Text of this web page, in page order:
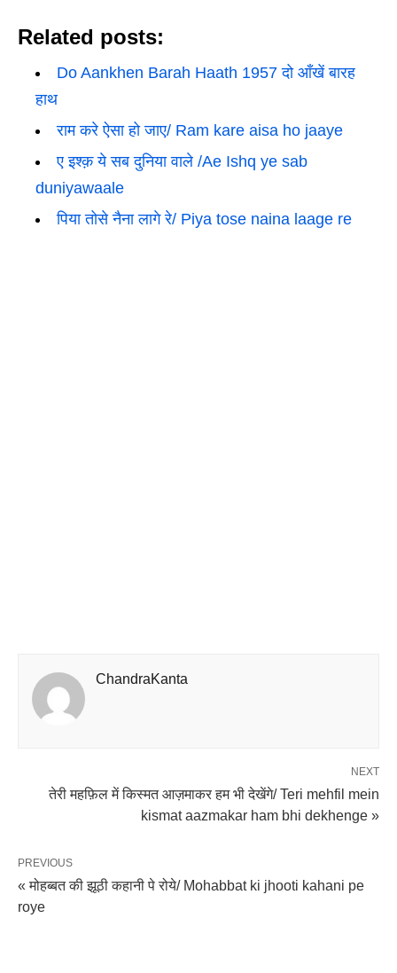
Related posts:
Do Aankhen Barah Haath 1957 दो आँखें बारह
हाथ
राम करे ऐसा हो जाए/ Ram kare aisa ho jaaye
ए इश्क़ ये सब दुनिया वाले /Ae Ishq ye sab
duniyawaale
पिया तोसे नैना लागे रे/ Piya tose naina laage re
ChandraKanta
NEXT
तेरी महफ़िल में किस्मत आज़माकर हम भी देखेंगे/ Teri mehfil mein
kismat aazmakar ham bhi dekhenge »
PREVIOUS
« मोहब्बत की झूठी कहानी पे रोये/ Mohabbat ki jhooti kahani pe
roye